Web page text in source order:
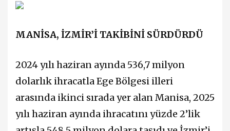
MANİSA, İZMİR’İ TAKİBİNİ SÜRDÜRDÜ
2024 yılı haziran ayında 536,7 milyon
dolarlık ihracatla Ege Bölgesi illeri
arasında ikinci sırada yer alan Manisa, 2025
yılı haziran ayında ihracatını yüzde 2’lik